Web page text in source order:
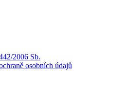
2006 Sb.
osobních údajů